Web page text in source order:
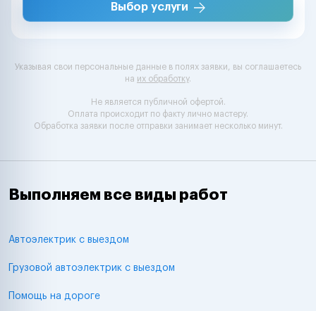
Выбор услуги
Указывая свои персональные данные в полях заявки, вы соглашаетесь
на их обработку.
Не является публичной офертой.
Оплата происходит по факту лично мастеру.
Обработка заявки после отправки занимает несколько минут.
Выполняем все виды работ
Автоэлектрик с выездом
Грузовой автоэлектрик с выездом
Помощь на дороге